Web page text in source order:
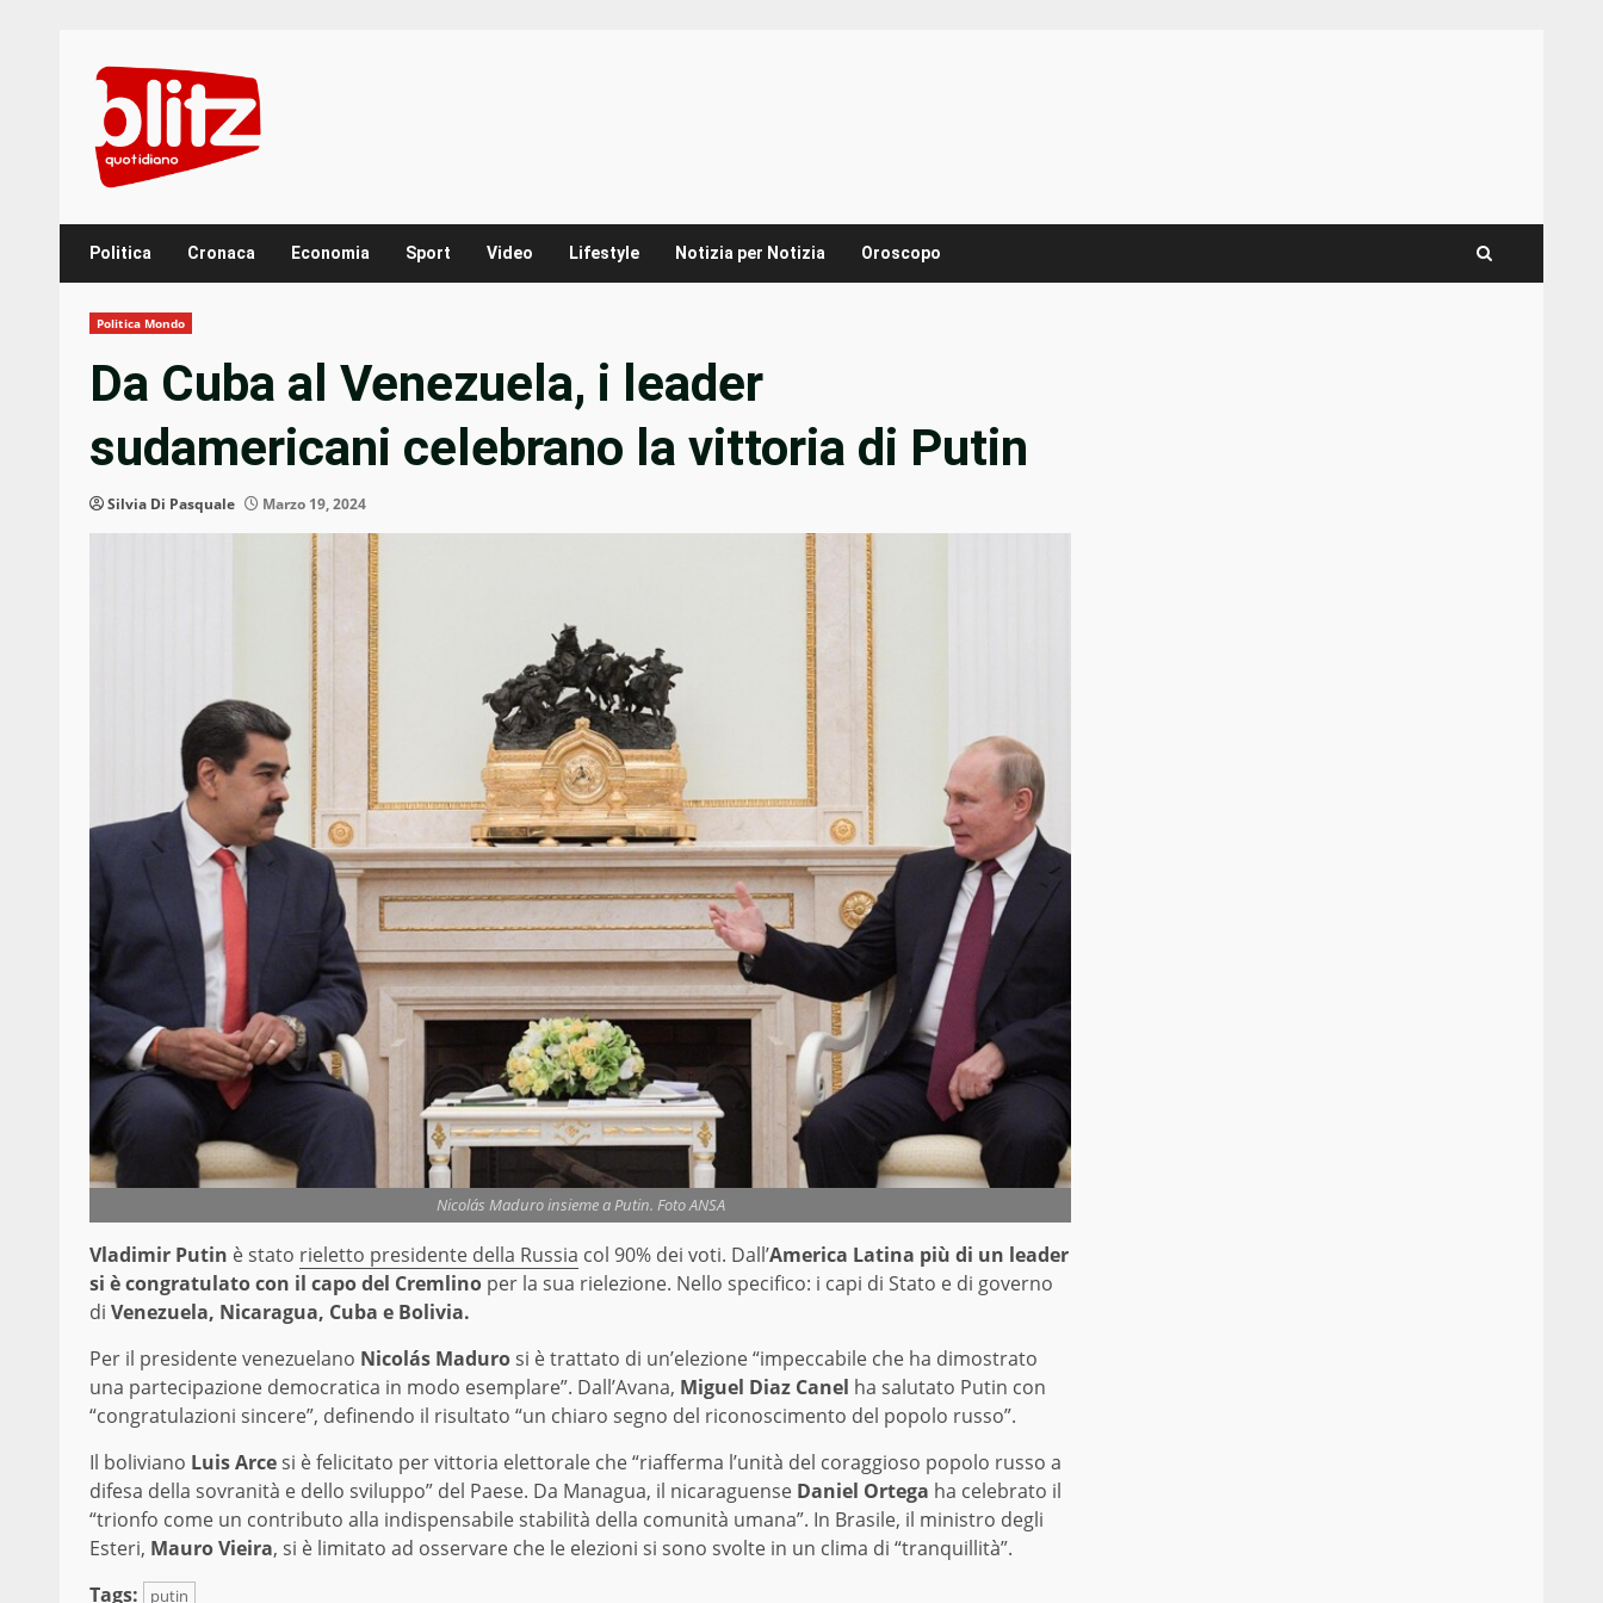
content
Politica Cronaca Economia Sport Video Lifestyle Notizia per Notizia Oroscopo
Politica Mondo
Da Cuba al Venezuela, i leader
sudamericani celebrano la vittoria di Putin
Silvia Di Pasquale Marzo 19, 2024
Nicolás Maduro insieme a Putin. Foto ANSA
Vladimir Putin è stato rieletto presidente della Russia col 90% dei voti. Dall’America Latina più di un leader
si è congratulato con il capo del Cremlino per la sua rielezione. Nello specifico: i capi di Stato e di governo
di Venezuela, Nicaragua, Cuba e Bolivia.
Per il presidente venezuelano Nicolás Madurosi è trattato di un’elezione “impeccabile che ha dimostrato
una partecipazione democratica in modo esemplare”. Dall’Avana, Miguel Diaz Canel ha salutato Putin con
“congratulazioni sincere”, definendo il risultato “un chiaro segno del riconoscimento del popolo russo”.
Il boliviano Luis Arcesi è felicitato per vittoria elettorale che “riafferma l’unità del coraggioso popolo russo a
difesa della sovranità e dello sviluppo” del Paese. Da Managua, il nicaraguense Daniel Ortega ha celebrato il
“trionfo come un contributo alla indispensabile stabilità della comunità umana”. In Brasile, il ministro degli
Esteri, Mauro Vieira, si è limitato ad osservare che le elezioni si sono svolte in un clima di “tranquillità”.
Tags:
putin